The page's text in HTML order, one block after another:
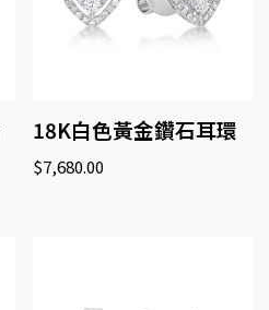
18K白色黃金鑽石耳環
$7,680.00